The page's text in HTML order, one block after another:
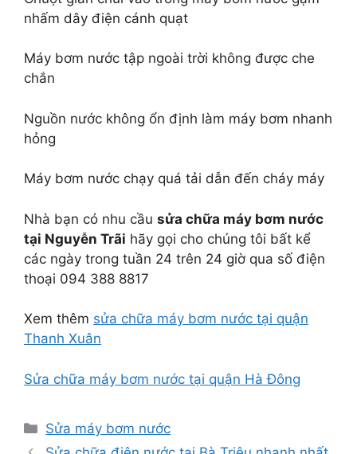
nhấm dây điện cánh quạt
Máy bơm nước tập ngoài trời không được che
chắn
Nguồn nước không ổn định làm máy bơm nhanh
hỏng
Máy bơm nước chạy quá tải dẫn đến cháy máy
Nhà bạn có nhu cầu sửa chữa máy bơm nước
tại Nguyễn Trãi hãy gọi cho chúng tôi bất kể
các ngày trong tuần 24 trên 24 giờ qua số điện
thoại 094 388 8817
Xem thêm sửa chữa máy bơm nước tại quận
Thanh Xuân
Sửa chữa máy bơm nước tại quận Hà Đông
Danh
mục
Sửa máy bơm nước